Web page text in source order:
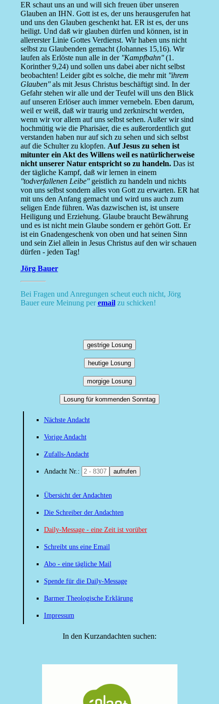
ER schaut uns an und will sich freuen über unseren
Glauben an IHN. Gott ist es, der uns herausgerufen hat
und uns den Glauben geschenkt hat. ER ist es, der uns
heiligt. Und daß wir glauben dürfen und können, ist in
allererster Linie Gottes Verdienst. Wir haben uns nicht
selbst zu Glaubenden gemacht (Johannes 15,16). Wir
laufen als Erlöste nun alle in der ''Kampfbahn''(1.
Korinther 9,24) und sollen uns dabei aber nicht selbst
beobachten! Leider gibt es solche, die mehr mit ''ihrem
Glauben''als mit Jesus Christus beschäftigt sind. In der
Gefahr stehen wir alle und der Teufel will uns den Blick
auf unseren Erlöser auch immer vernebeln. Eben darum,
weil er weiß, daß wir traurig und zerknirscht werden,
wenn wir vor allem auf uns selbst sehen. Außer wir sind
hochmütig wie die Pharisäer, die es außerordentlich gut
verstanden haben nur auf sich zu sehen und sich selbst
auf die Schulter zu klopfen. Auf Jesus zu sehen ist
mitunter ein Akt des Willens weil es natürlicherweise
nicht unserer Natur entspricht so zu handeln.Das ist
der tägliche Kampf, daß wir lernen in einem
''todverfallenen Leibe''geistlich zu handeln und nichts
von uns selbst sondern alles von Gott zu erwarten. ER hat
mit uns den Anfang gemacht und wird uns auch zum
seligen Ende führen. Was dazwischen ist, ist unsere
Heiligung und Erziehung. Glaube braucht Bewährung
und es ist nicht mein Glaube sondern er gehört Gott. Er
ist ein Gnadengeschenk von oben und hat seinen Sinn
und sein Ziel allein in Jesus Christus auf den wir schauen
dürfen - jeden Tag!
Jörg Bauer
Bei Fragen und Anregungen scheut euch nicht, Jörg
Bauer eure Meinung peremailzu schicken!
gestrige Losung
heutige Losung
morgige Losung
Losung für kommenden Sonntag
Nächste Andacht
Vorige Andacht
Zufalls-Andacht
Andacht Nr.: aufrufen
Übersicht der Andachten
Die Schreiber der Andachten
Daily-Message - eine Zeit ist vorüber
Schreibt uns eine Email
Abo - eine tägliche Mail
Spende für die Daily-Message
Barmer Theologische Erklärung
Impressum
In den Kurzandachten suchen: